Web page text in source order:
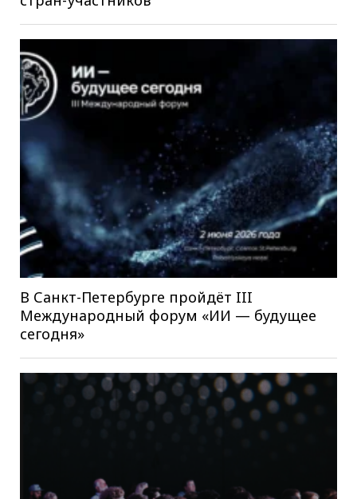
В Санкт-Петербурге пройдёт III
Международный форум «ИИ — будущее
сегодня»